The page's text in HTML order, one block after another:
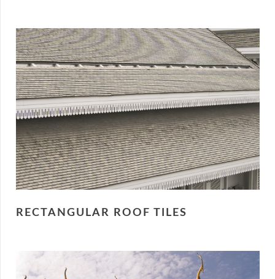
RECTANGULAR ROOF TILES